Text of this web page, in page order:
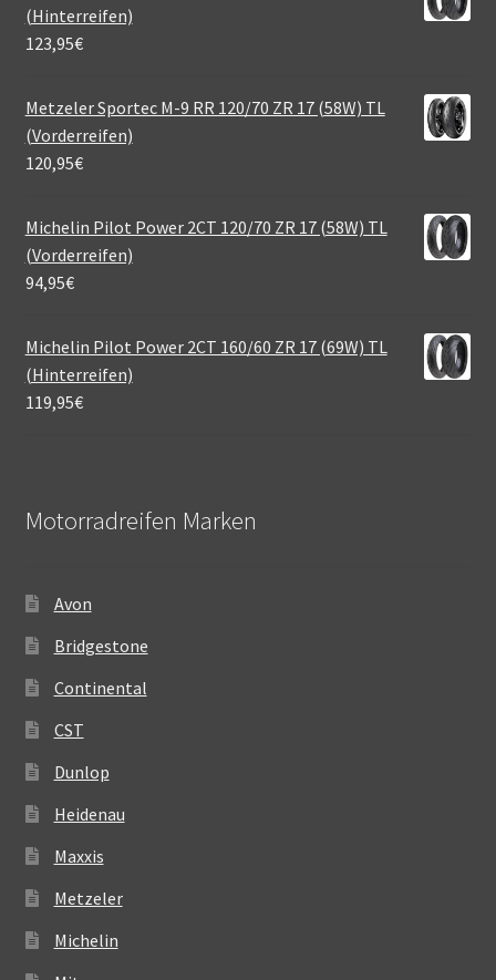
(Hinterreifen)
123,95€
Metzeler Sportec M-9 RR 120/70 ZR 17 (58W) TL
(Vorderreifen)
120,95€
Michelin Pilot Power 2CT 120/70 ZR 17 (58W) TL
(Vorderreifen)
94,95€
Michelin Pilot Power 2CT 160/60 ZR 17 (69W) TL
(Hinterreifen)
119,95€
Motorradreifen Marken
Avon
Bridgestone
Continental
CST
Dunlop
Heidenau
Maxxis
Metzeler
Michelin